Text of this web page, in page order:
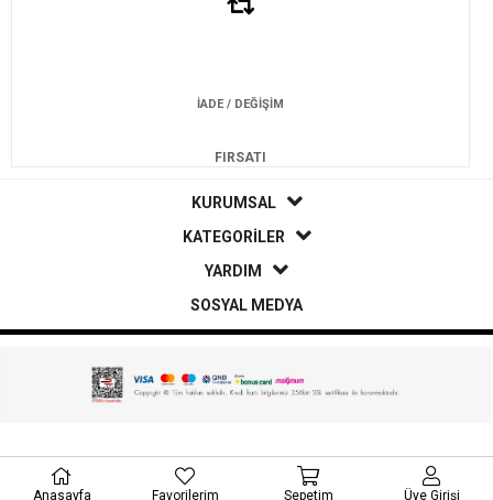
İADE / DEĞİŞİM
FIRSATI
KURUMSAL
KATEGORİLER
YARDIM
SOSYAL MEDYA
Anasayfa Favorilerim Sepetim Üye Girişi